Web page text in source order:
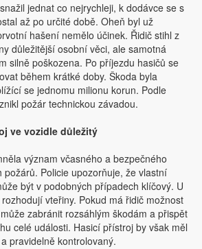
jednat co nejrychleji, k dodávce se s
až po určité době. Oheň byl už
hašení nemělo účinek. Řidič stihl z
důležitější osobní věci, ale samotná
silně poškozena. Po příjezdu hasičů se
během krátké doby. Škoda byla
se jednomu milionu korun. Podle
požár technickou závadou.
ve vozidle důležitý
význam včasného a bezpečného
Policie upozorňuje, že vlastní
být v podobných případech klíčový. U
vteřiny. Pokud má řidič možnost
zabránit rozsáhlým škodám a přispět
celé události. Hasicí přístroj by však měl
pravidelně kontrolovaný.